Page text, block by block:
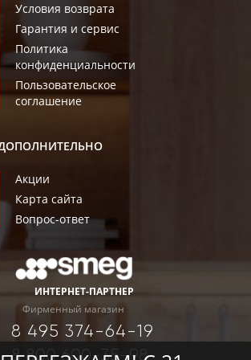
ИНТЕРНЕТ-ПАРТНЕР
Фирменный магазин
8 495 374-64-19
8 800 600-35-98
Условия возврата
Гарантия и сервис
Политика
конфиденциальности
Пользовательское
соглашение
Акции
Карта сайта
Вопрос-ответ